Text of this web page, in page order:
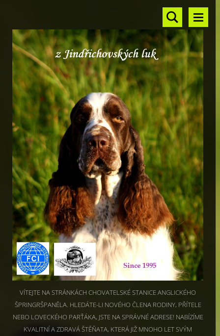
VÍTEJTE NA STRÁNKÁCH CHOVATELSKÉ STANICE ANGLICKÉHO
ŠPRINGRŠPANĚLA. HLEDÁTE-LI NOVÉHO ČLENA RODINY, PŘÍTELE
NEBO LOVECKÉHO PARŤÁKA, JSTE NA SPRÁVNÉ ADRESE! NABÍZÍME
KVALITNÍ A ZDRAVÁ ŠTĚŇATA, KTERÁ JIŽ MNOHO LET SVÝM